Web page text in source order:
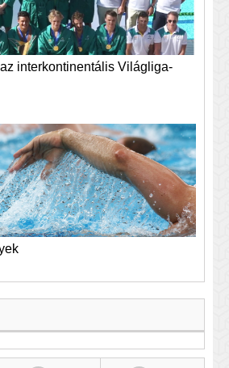
interkontinentális Világliga-